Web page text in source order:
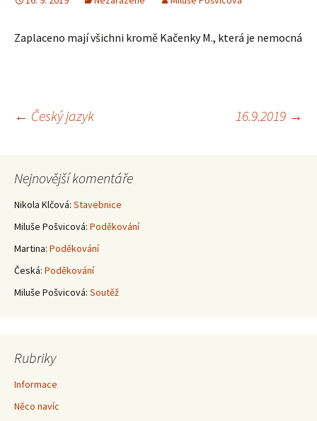
Zaplaceno mají všichni kromě Kačenky M., která je nemocná
Navigace
pro
příspěvky
← Český jazyk 16.9.2019 →
Nejnovější komentáře
Nikola Klčová: Stavebnice
Miluše Pošvicová: Poděkování
Martina: Poděkování
Česká: Poděkování
Miluše Pošvicová: Soutěž
Rubriky
Informace
Něco navíc